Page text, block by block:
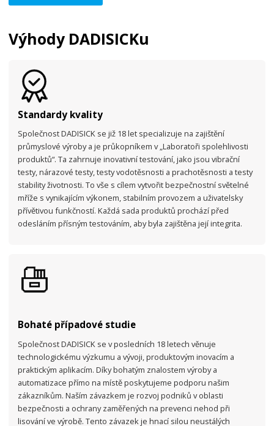
Výhody DADISICKu
Standardy kvality
Společnost DADISICK se již 18 let specializuje na zajištění
průmyslové výroby a je průkopníkem v „Laboratoři spolehlivosti
produktů“. Ta zahrnuje inovativní testování, jako jsou vibrační
testy, nárazové testy, testy vodotěsnosti a prachotěsnosti a testy
stability životnosti. To vše s cílem vytvořit bezpečnostní světelné
mříže s vynikajícím výkonem, stabilním provozem a uživatelsky
přívětivou funkčností. Každá sada produktů prochází před
odesláním přísným testováním, aby byla zajištěna její integrita.
Bohaté případové studie
Společnost DADISICK se v posledních 18 letech věnuje
technologickému výzkumu a vývoji, produktovým inovacím a
praktickým aplikacím. Díky bohatým znalostem výroby a
automatizace přímo na místě poskytujeme podporu našim
zákazníkům. Naším závazkem je rozvoj podniků v oblasti
bezpečnosti a ochrany zaměřených na prevenci nehod při
lisování ve výrobě. Tento závazek je hnací silou neustálých